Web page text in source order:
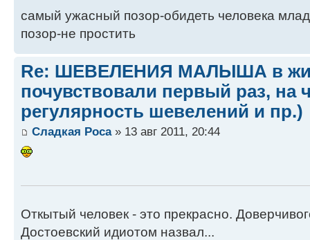
самый ужасный позор-обидеть человека
позор-не простить
Re: ШЕВЕЛЕНИЯ МАЛЫША в
почувствовали первый раз, на
регулярность шевелений и пр.)
Сладкая Роса» 13 авг 2011, 20:44
Откытый человек - это прекрасно.
Достоевский идиотом назвал...